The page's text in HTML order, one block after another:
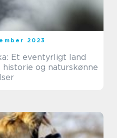
2023
Et eventyrligt land
historie og naturskønne